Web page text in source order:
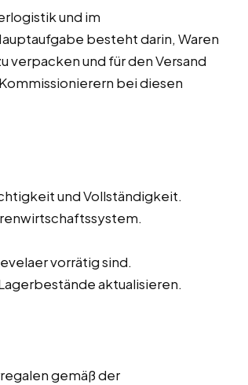
und im
besteht darin, Waren
verpacken und für den Versand
bei diesen
und Vollständigkeit.
vorrätig sind.
aktualisieren.
gemäß der